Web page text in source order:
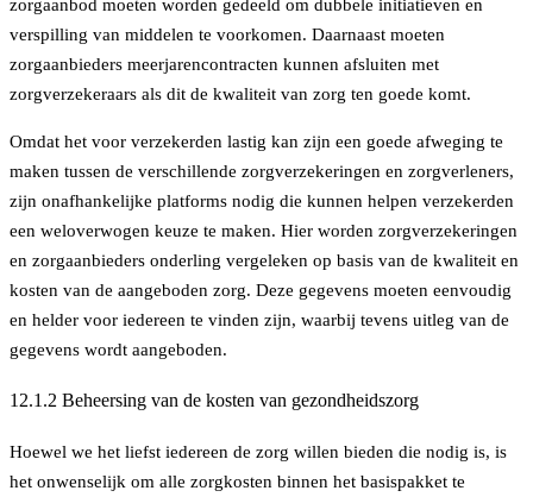
zorgaanbod moeten worden gedeeld om dubbele initiatieven en
verspilling van middelen te voorkomen. Daarnaast moeten
zorgaanbieders meerjarencontracten kunnen afsluiten met
zorgverzekeraars als dit de kwaliteit van zorg ten goede komt.
Omdat het voor verzekerden lastig kan zijn een goede afweging te
maken tussen de verschillende zorgverzekeringen en zorgverleners,
zijn onafhankelijke platforms nodig die kunnen helpen verzekerden
een weloverwogen keuze te maken. Hier worden zorgverzekeringen
en zorgaanbieders onderling vergeleken op basis van de kwaliteit en
kosten van de aangeboden zorg. Deze gegevens moeten eenvoudig
en helder voor iedereen te vinden zijn, waarbij tevens uitleg van de
gegevens wordt aangeboden.
12.1.2 Beheersing van de kosten van gezondheidszorg
Hoewel we het liefst iedereen de zorg willen bieden die nodig is, is
het onwenselijk om alle zorgkosten binnen het basispakket te